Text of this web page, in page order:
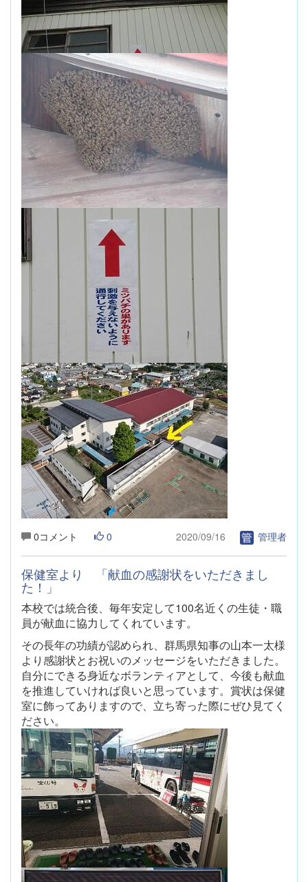
0コメント 0 2020/09/16 管理者
保健室より 「献血の感謝状をいただきまし
た！」
本校では統合後、毎年安定して100名近くの生徒・職
員が献血に協力してくれています。
その長年の功績が認められ、群馬県知事の山本一太様
より感謝状とお祝いのメッセージをいただきました。
自分にできる身近なボランティアとして、今後も献血
を推進していければ良いと思っています。賞状は保健
室に飾ってありますので、立ち寄った際にぜひ見てく
ださい。